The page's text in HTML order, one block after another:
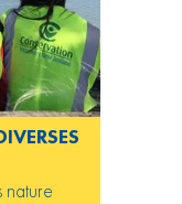
nature